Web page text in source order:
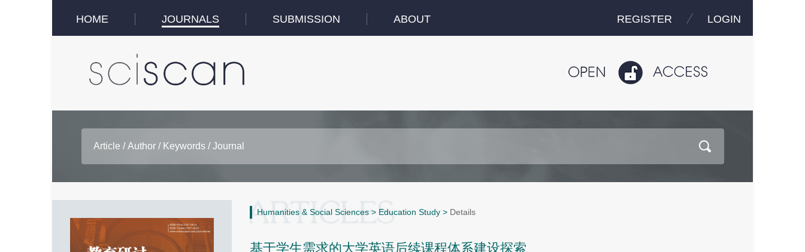
HOME JOURNALS SUBMISSION ABOUT REGISTER LOGIN
Humanities & Social Sciences > Education Study > Details
基于学生需求的大学英语后续课程体系建设探索